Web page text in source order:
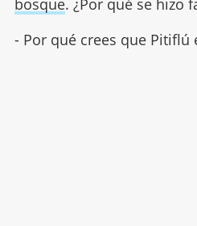
bosque. ¿Por qué se hizo
- Por qué crees que Pitiflú